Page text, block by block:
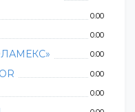
0.00
0.00
0.00
0.00
0.00